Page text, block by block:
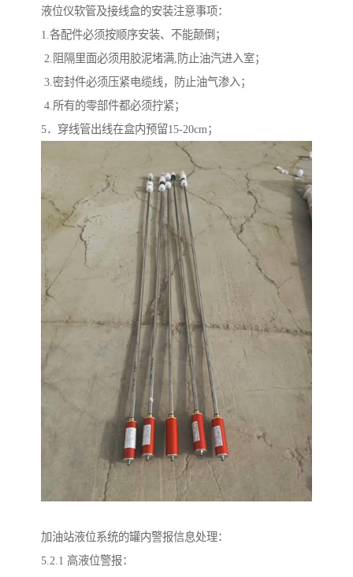
液位仪软管及接线盒的安装注意事项：
1.各配件必须按顺序安装、不能颠倒；
2.阻隔里面必须用胶泥堵满,防止油汽进入室；
3.密封件必须压紧电缆线，防止油气渗入；
4.所有的零部件都必须拧紧；
5．穿线管出线在盒内预留15-20cm；
加油站液位系统的罐内警报信息处理：
5.2.1 高液位警报：